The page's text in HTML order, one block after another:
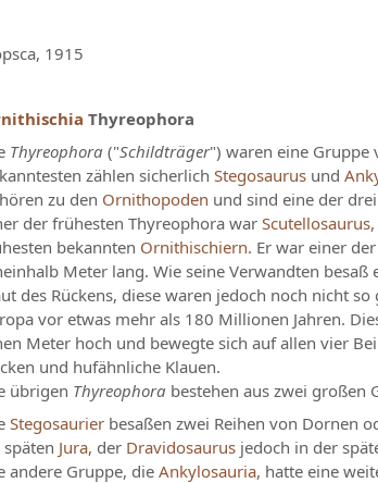
1915
Thyreophora
Thyreophora ("Schildträger") waren eine Gruppe
zählen sicherlich Stegosaurus und
zu den Ornithopoden und sind eine der
der frühesten Thyreophora war Scutellosaurus
bekannten Ornithischiern. Er war einer
Meter lang. Wie seine Verwandten
des Rückens, diese waren jedoch noch nicht
vor etwas mehr als 180 Millionen Jahren.
Meter hoch und bewegte sich auf allen vier
und hufähnliche Klauen.
übrigen Thyreophora bestehen aus zwei großen
Stegosaurier besaßen zwei Reihen von Dornen
Jura, der Dravidosaurus jedoch in der
andere Gruppe, dieAnkylosauria, hatte eine